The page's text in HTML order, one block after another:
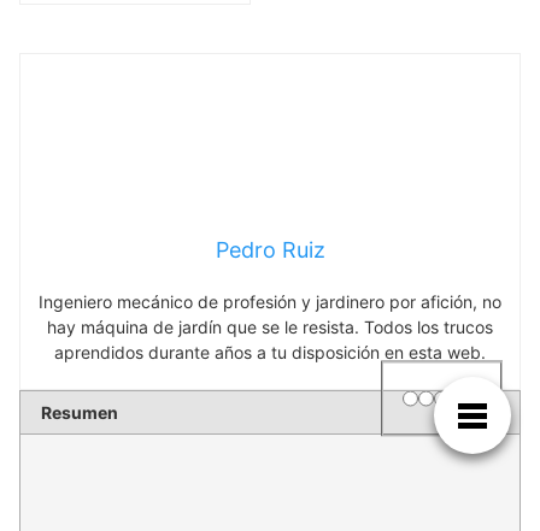
Pedro Ruiz
Ingeniero mecánico de profesión y jardinero por afición, no
hay máquina de jardín que se le resista. Todos los trucos
aprendidos durante años a tu disposición en esta web.
Resumen
Rating
1 star
2 stars3 stars
4 stars
5